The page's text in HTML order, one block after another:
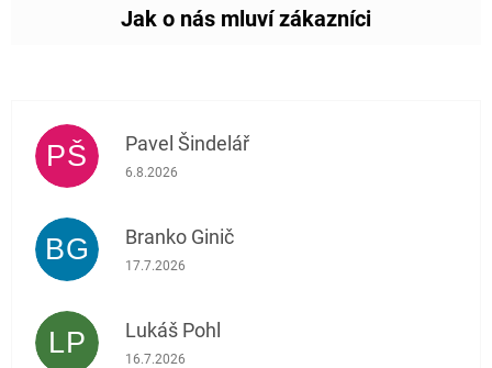
PŠ Pavel Šindelář
Hodnocení obchodu je 5 z 5 hvězdiček.
6.8.2026
BG Branko Ginič
Hodnocení obchodu je 5 z 5 hvězdiček.
17.7.2026
LP Lukáš Pohl
Hodnocení obchodu je 5 z 5 hvězdiček.
16.7.2026